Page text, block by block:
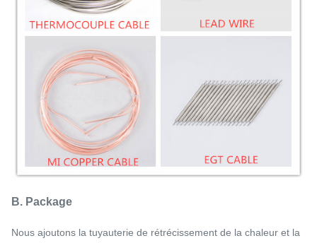
B. Package
Nous ajoutons la tuyauterie de rétrécissement de la chaleur et la